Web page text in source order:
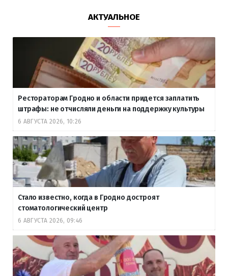
АКТУАЛЬНОЕ
Рестораторам Гродно и области придется заплатить
штрафы: не отчисляли деньги на поддержку культуры
6 АВГУСТА 2026, 10:26
Стало известно, когда в Гродно достроят
стоматологический центр
6 АВГУСТА 2026, 09:46